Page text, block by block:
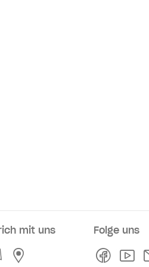
mit uns
KontaktService- und
Folge uns